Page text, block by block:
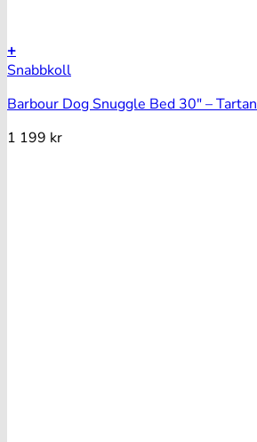
+
Snabbkoll
Barbour Dog Snuggle Bed 30″ – Tartan
1 199 kr